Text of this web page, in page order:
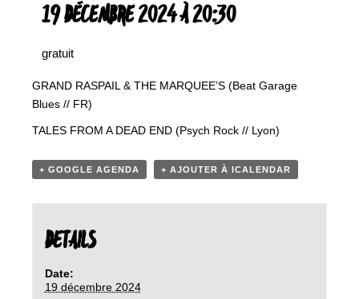
19 DÉCEMBRE 2024 À 20:30
gratuit
GRAND RASPAIL & THE MARQUEE’S (Beat Garage
Blues // FR)
TALES FROM A DEAD END (Psych Rock // Lyon)
+ GOOGLE AGENDA + AJOUTER À ICALENDAR
DETAILS
Date:
19 décembre 2024